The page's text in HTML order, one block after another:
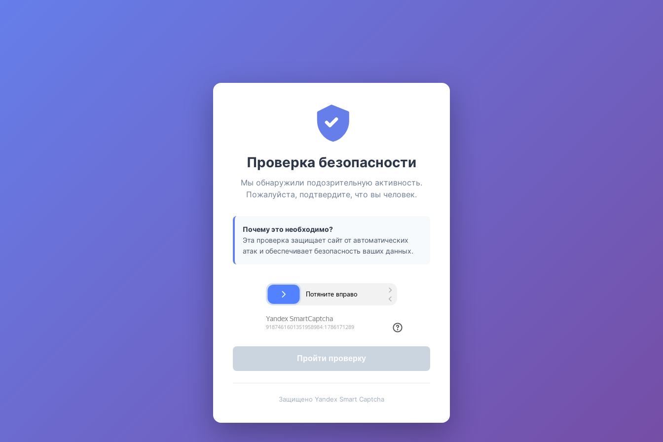
Проверка безопасности
Мы обнаружили подозрительную активность.
Пожалуйста, подтвердите, что вы человек.
Почему это необходимо?
Эта проверка защищает сайт от автоматических
атак и обеспечивает безопасность ваших данных.
Пройти проверку
Защищено Yandex Smart Captcha